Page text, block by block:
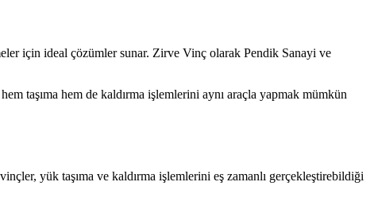
için ideal çözümler sunar. Zirve Vinç olarak Pendik Sanayi ve
taşıma hem de kaldırma işlemlerini aynı araçla yapmak mümkün
yük taşıma ve kaldırma işlemlerini eş zamanlı gerçekleştirebildiği